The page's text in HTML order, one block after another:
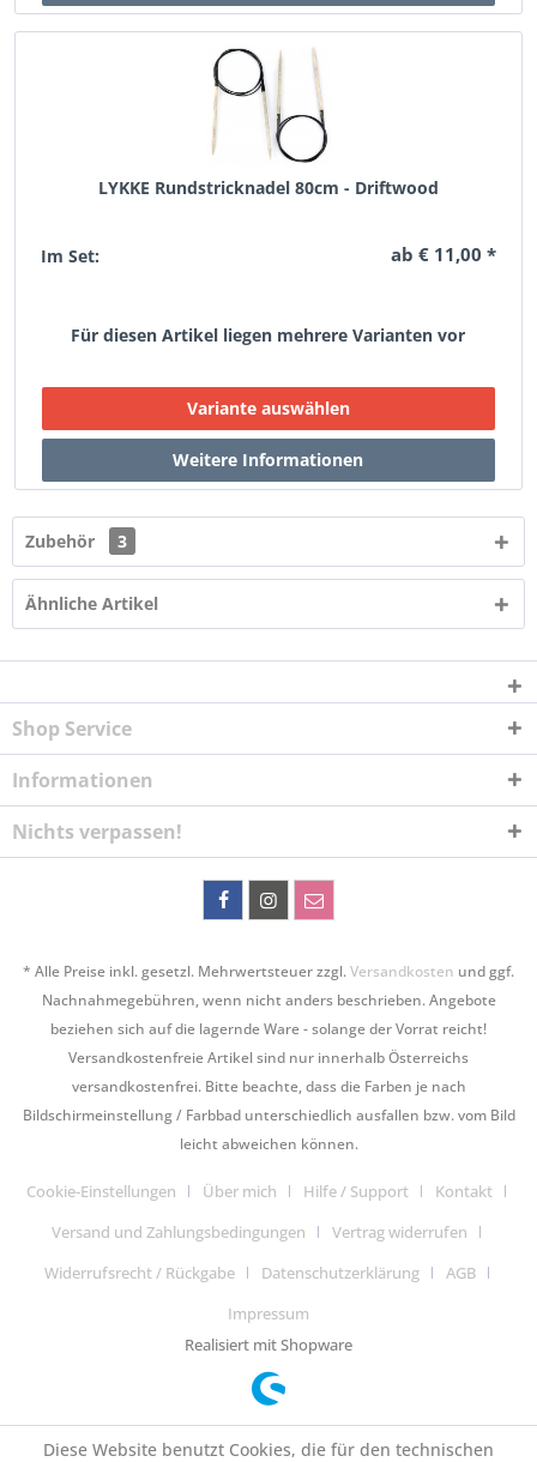
LYKKE Rundstricknadel 80cm - Driftwood
Im Set: ab € 11,00 *
Für diesen Artikel liegen mehrere Varianten vor
Zubehör 3
Ähnliche Artikel
Shop Service
Informationen
Nichts verpassen!
* Alle Preise inkl. gesetzl. Mehrwertsteuer zzgl.Versandkosten und ggf.
Nachnahmegebühren, wenn nicht anders beschrieben. Angebote
beziehen sich auf die lagernde Ware - solange der Vorrat reicht!
Versandkostenfreie Artikel sind nur innerhalb Österreichs
versandkostenfrei. Bitte beachte, dass die Farben je nach
Bildschirmeinstellung / Farbbad unterschiedlich ausfallen bzw. vom Bild
leicht abweichen können.
Cookie-Einstellungen Über mich Hilfe / Support
Kontakt
Versand und Zahlungsbedingungen
Vertrag widerrufen
Widerrufsrecht / Rückgabe
Datenschutzerklärung
AGB
Impressum
Realisiert mit Shopware
Diese Website benutzt Cookies, die für den technischen